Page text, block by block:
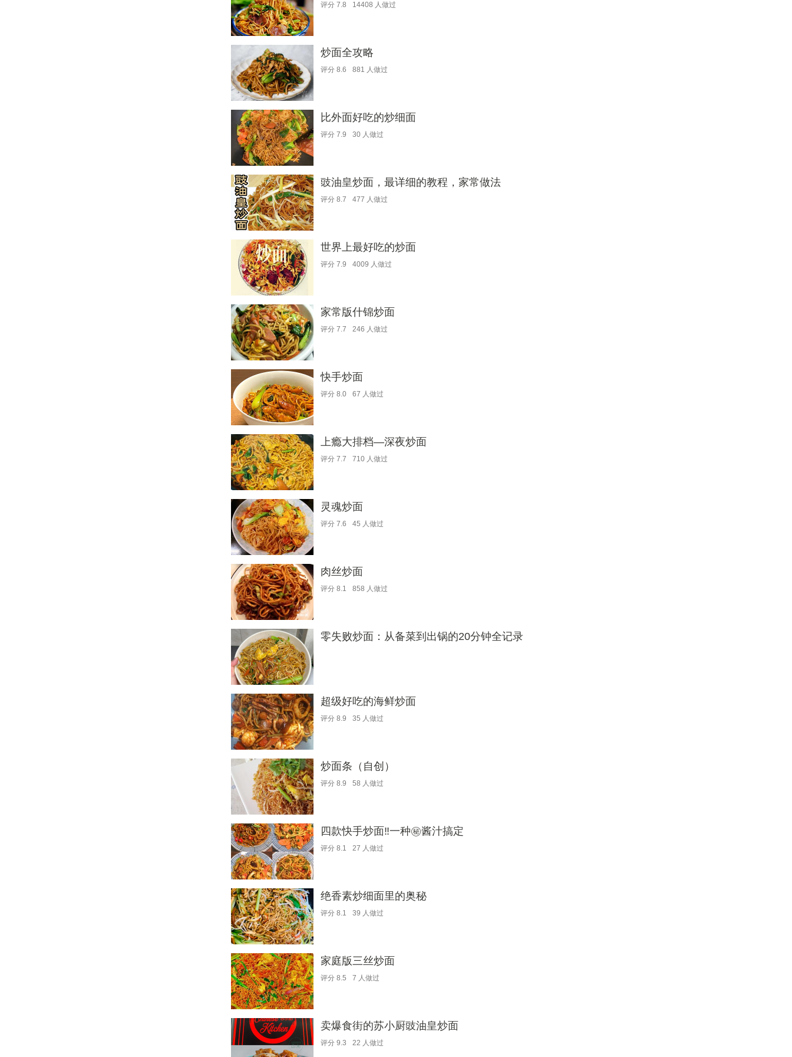
评分 7.8 14408 人做过
炒面全攻略
评分 8.6 881 人做过
比外面好吃的炒细面
评分 7.9 30 人做过
豉油皇炒面，最详细的教程，家常做法
评分 8.7 477 人做过
世界上最好吃的炒面
评分 7.9 4009 人做过
家常版什锦炒面
评分 7.7 246 人做过
快手炒面
评分 8.0 67 人做过
上瘾大排档—深夜炒面
评分 7.7 710 人做过
灵魂炒面
评分 7.6 45 人做过
肉丝炒面
评分 8.1 858 人做过
零失败炒面：从备菜到出锅的20分钟全记录
超级好吃的海鲜炒面
评分 8.9 35 人做过
炒面条（自创）
评分 8.9 58 人做过
四款快手炒面‼️一种㊙️酱汁搞定
评分 8.1 27 人做过
绝香素炒细面里的奥秘
评分 8.1 39 人做过
家庭版三丝炒面
评分 8.5 7 人做过
卖爆食街的苏小厨豉油皇炒面
评分 9.3 22 人做过